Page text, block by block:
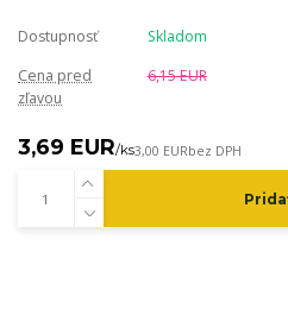
Dostupnosť
Skladom
Cena pred
zľavou
6,15 EUR
3,69 EUR/ks3,00 EURbez DPH